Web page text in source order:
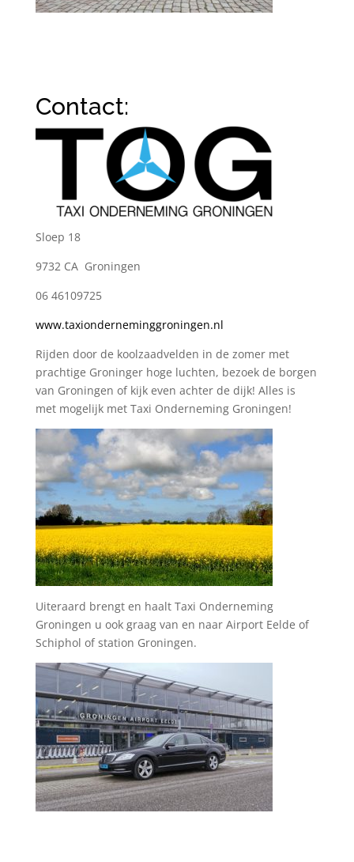
Contact:
Sloep 18
9732 CA Groningen
06 46109725
www.taxionderneminggroningen.nl
Rijden door de koolzaadvelden in de zomer met
prachtige Groninger hoge luchten, bezoek de borgen
van Groningen of kijk even achter de dijk! Alles is
met mogelijk met Taxi Onderneming Groningen!
Uiteraard brengt en haalt Taxi Onderneming
Groningen u ook graag van en naar Airport Eelde of
Schiphol of station Groningen.